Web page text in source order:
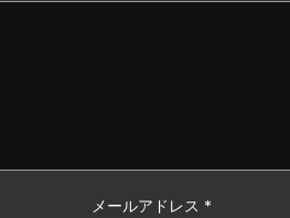
メールアドレス *